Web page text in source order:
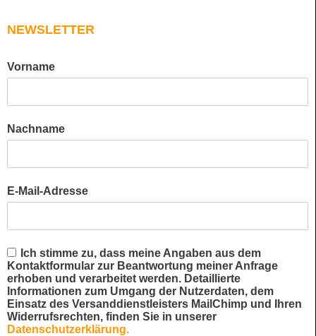
NEWSLETTER
Vorname
Nachname
E-Mail-Adresse
Ich stimme zu, dass meine Angaben aus dem
Kontaktformular zur Beantwortung meiner Anfrage
erhoben und verarbeitet werden. Detaillierte
Informationen zum Umgang der Nutzerdaten, dem
Einsatz des Versanddienstleisters MailChimp und Ihren
Widerrufsrechten, finden Sie in unserer
Datenschutzerklärung.